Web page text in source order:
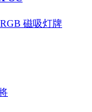
磁吸灯牌